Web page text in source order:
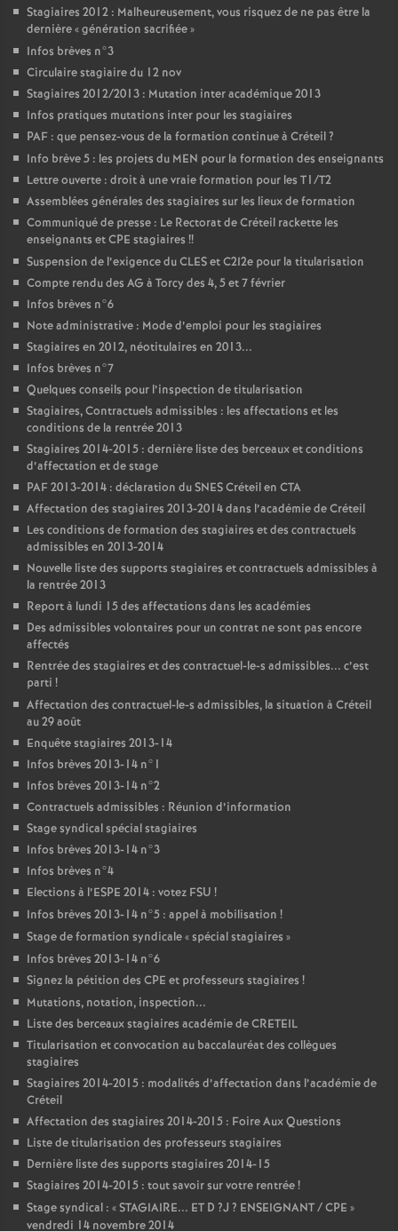
Stagiaires 2012 : Malheureusement, vous risquez de ne pas être la
dernière «génération sacrifiée»
Infos brèves n°3
Circulaire stagiaire du 12 nov
Stagiaires 2012/2013 : Mutation inter académique 2013
Infos pratiques mutations inter pour les stagiaires
PAF : que pensez-vous de la formation continue à Créteil?
Info brève 5 : les projets du MEN pour la formation des enseignants
Lettre ouverte : droit à une vraie formation pour les T1/T2
Assemblées générales des stagiaires sur les lieux de formation
Communiqué de presse : Le Rectorat de Créteil rackette les
enseignants etCPE stagiaires !!
Suspension de l’exigence duCLESet C2I2e pour la titularisation
Compte rendu des AG à Torcy des 4, 5 et 7 février
Infos brèves n°6
Note administrative : Mode d’emploi pour les stagiaires
Stagiaires en 2012, néotitulaires en 2013...
Infos brèves n°7
Quelques conseils pour l’inspection de titularisation
Stagiaires, Contractuels admissibles : les affectations et les
conditions de la rentrée 2013
Stagiaires 2014-2015 : dernière liste des berceaux et conditions
d’affectation et de stage
PAF2013-2014 : déclaration duSNESCréteil en CTA
Affectation des stagiaires 2013-2014 dans l’académie de Créteil
Les conditions de formation des stagiaires et des contractuels
admissibles en 2013-2014
Nouvelle liste des supports stagiaires et contractuels admissibles à
la rentrée 2013
Report à lundi 15 des affectations dans les académies
Des admissibles volontaires pour un contrat ne sont pas encore
affectés
Rentrée des stagiaires et des contractuel-le-s admissibles... c’est
parti !
Affectation des contractuel-le-s admissibles, la situation à Créteil
au 29 août
Enquête stagiaires 2013-14
Infos brèves 2013-14 n°1
Infos brèves 2013-14 n°2
Contractuels admissibles : Réunion d’information
Stage syndical spécial stagiaires
Infos brèves 2013-14 n°3
Infos brèves n°4
Elections à l’ESPE 2014 : votez FSU !
Infos brèves 2013-14 n°5 : appel à mobilisation !
Stage de formation syndicale «spécial stagiaires »
Infos brèves 2013-14 n°6
Signez la pétition des CPE et professeurs stagiaires !
Mutations, notation, inspection...
Liste des berceaux stagiaires académie deCRETEIL
Titularisation et convocation au baccalauréat des collègues
stagiaires
Stagiaires 2014-2015 : modalités d’affectation dans l’académie de
Créteil
Affectation des stagiaires 2014-2015 : Foire Aux Questions
Liste de titularisation des professeurs stagiaires
Dernière liste des supports stagiaires 2014-15
Stagiaires 2014-2015 : tout savoir sur votre rentrée!
Stage syndical : «STAGIAIRE... ET D ?J ? ENSEIGNANT/CPE »
vendredi 14 novembre 2014